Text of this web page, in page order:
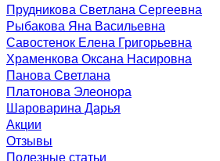
Прудникова Светлана Сергеевна
Рыбакова Яна Васильевна
Савостенок Елена Григорьевна
Храменкова Оксана Насировна
Панова Светлана
Платонова Элеонора
Шароварина Дарья
Акции
Отзывы